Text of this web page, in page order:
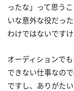
ったな」って思う
いな意外な役だっ
わけではないですけ
オーディションで
できない仕事なの
ですし、ありがた